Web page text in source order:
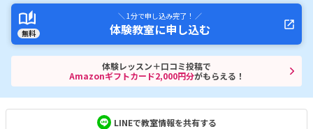
無料
＼ 1分で申し込み完了！ ／
体験教室に申し込む
体験レッスン＋口コミ投稿で
Amazonギフトカード2,000円分がもらえる！
LINEで教室情報を共有する